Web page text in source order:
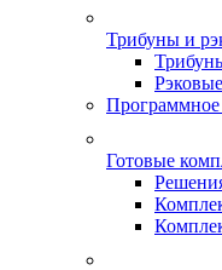
Трибуны и
Программное
Готовые